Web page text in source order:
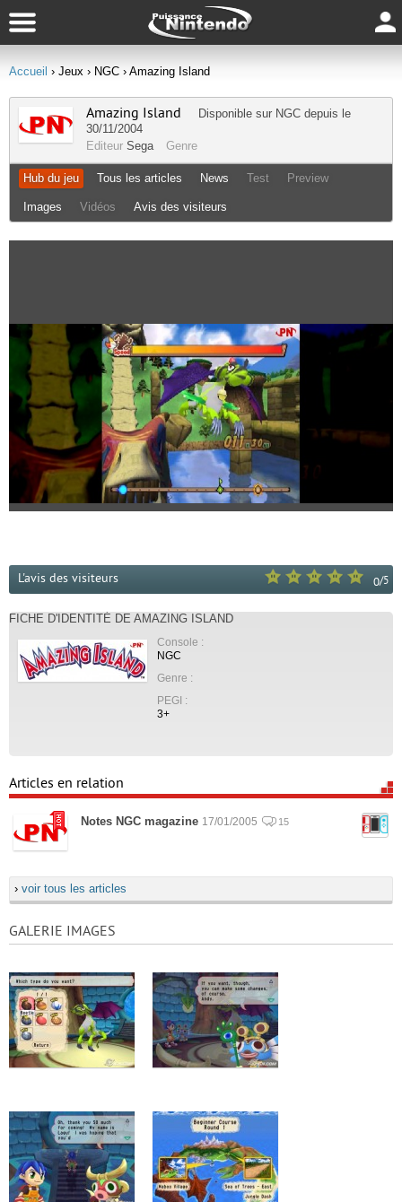
Accueil › Jeux › NGC › Amazing Island
Amazing Island Disponible sur NGC depuis le
30/11/2004
Editeur Sega Genre
Hub du jeu Tous les articles News Test Preview
Images Vidéos Avis des visiteurs
0/5
L'avis des visiteurs
FICHE D'IDENTITÉ DE AMAZING ISLAND
Console :
NGC
Genre :
PEGI :
3+
Articles en relation
Notes NGC magazine 17/01/2005 15
› voir tous les articles
GALERIE IMAGES